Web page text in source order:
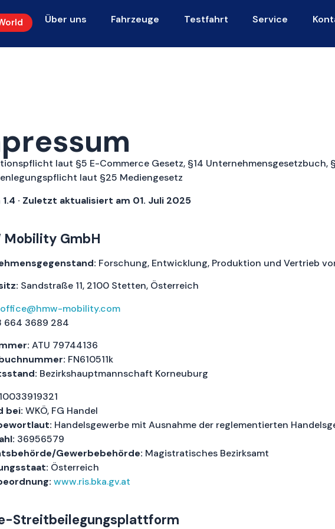
Über uns Fahrzeuge Testfahrt Service
laut §5 E-Commerce Gesetz, §14 Unternehmensgesetzbuch,
laut §25 Mediengesetz
1.4 · Zuletzt aktualisiert am 01. Juli 2025
Mobility GmbH
Forschung, Entwicklung, Produktion und Vertrieb
Sandstraße 11, 2100 Stetten, Österreich
office@hmw-mobility.com
664 3689 284
ATU 79744136
FN610511k
Bezirkshauptmannschaft Korneuburg
bei: WKÖ, FG Handel
Handelsgewerbe mit Ausnahme der reglementierten
36956579
Gewerbebehörde: Magistratisches Bezirksamt
Österreich
www.ris.bka.gv.at
Streitbeilegungsplattform